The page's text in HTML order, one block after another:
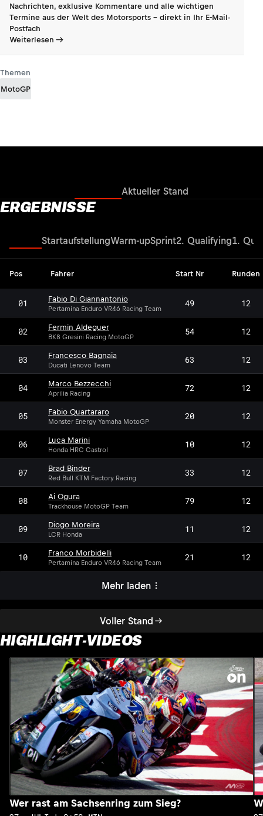
Nachrichten, exklusive Kommentare und alle wichtigen
Termine aus der Welt des Motorsports - direkt in Ihr E-Mail-
Postfach
Weiterlesen
Themen
MotoGP
Aktueller Stand
ERGEBNISSE
Voller Stand
StartaufstellungWarm-upSprint2. Qualifying1.
Pos Fahrer Start Nr Runden
01 Fabio Di Giannantonio
Pertamina Enduro VR46 Racing Team 49 12
02 Fermin Aldeguer
BK8 Gresini Racing MotoGP 54 12
03 Francesco Bagnaia
Ducati Lenovo Team 63 12
04 Marco Bezzecchi
Aprilia Racing 72 12
05 Fabio Quartararo
Monster Energy Yamaha MotoGP 20 12
06 Luca Marini
Honda HRC Castrol 10 12
07 Brad Binder
Red Bull KTM Factory Racing 33 12
08 Ai Ogura
Trackhouse MotoGP Team 79 12
09 Diogo Moreira
LCR Honda 11 12
10 Franco Morbidelli
Pertamina Enduro VR46 Racing Team 21 12
Mehr laden
HIGHLIGHT-VIDEOS
Wer rast am Sachsenring zum Sieg?